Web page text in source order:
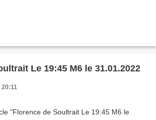
Le 19:45 M6 le 31.01.2022
20:11